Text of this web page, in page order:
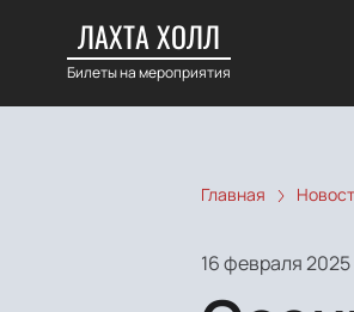
ЛАХТА ХОЛЛ
Билеты на мероприятия
Главная
16 февраля 2025